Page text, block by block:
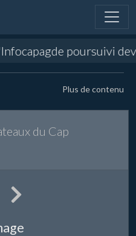
poursuivi
Plus de contenu
du Cap